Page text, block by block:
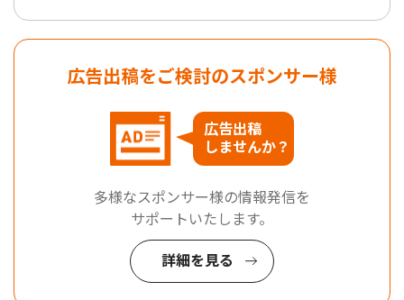
広告出稿をご検討のスポンサー様
広告出稿
しませんか？
多様なスポンサー様の情報発信を
サポートいたします。
詳細を見る